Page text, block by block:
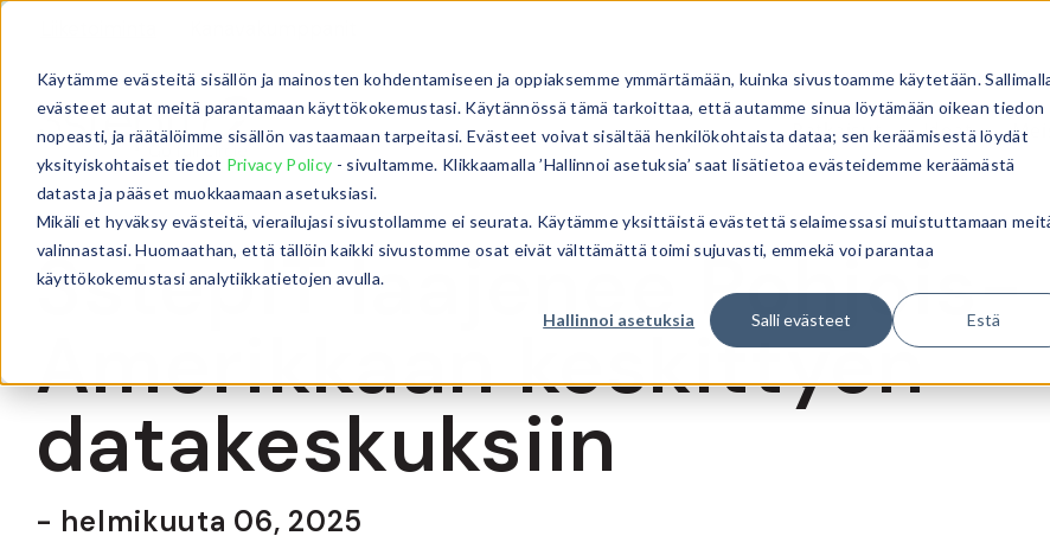
Käytämme evästeitä sisällön ja mainosten kohdentamiseen ja oppiaksemme ymmärtämään, kuinka sivustoamme käytetään.
evästeet autat meitä parantamaan käyttökokemustasi. Käytännössä tämä tarkoittaa, että autamme sinua löytämään oikean tiedon
nopeasti, ja räätälöimme sisällön vastaamaan tarpeitasi. Evästeet voivat sisältää henkilökohtaista dataa; sen keräämisestä löydät
yksityiskohtaiset tiedot Privacy Policy - sivultamme. Klikkaamalla ’Hallinnoi asetuksia’ saat lisätietoa evästeidemme keräämästä
datasta ja pääset muokkaamaan asetuksiasi.
Mikäli et hyväksy evästeitä, vierailujasi sivustollamme ei seurata. Käytämme yksittäistä evästettä selaimessasi muistuttamaan
valinnastasi. Huomaathan, että tällöin kaikki sivustomme osat eivät välttämättä toimi sujuvasti, emmekä voi parantaa
käyttökokemustasi analytiikkatietojen avulla.
Hallinnoi asetuksia Salli evästeet Estä
Ratkaisut Ideat
3stepIT laajenee Pohjois-
Amerikkaan keskittyen
datakeskuksiin
- helmikuuta 06, 2025